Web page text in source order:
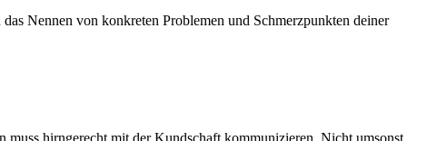
Nennen von konkreten Problemen und Schmerzpunkten deiner
hirngerecht mit der Kundschaft kommunizieren. Nicht umsonst